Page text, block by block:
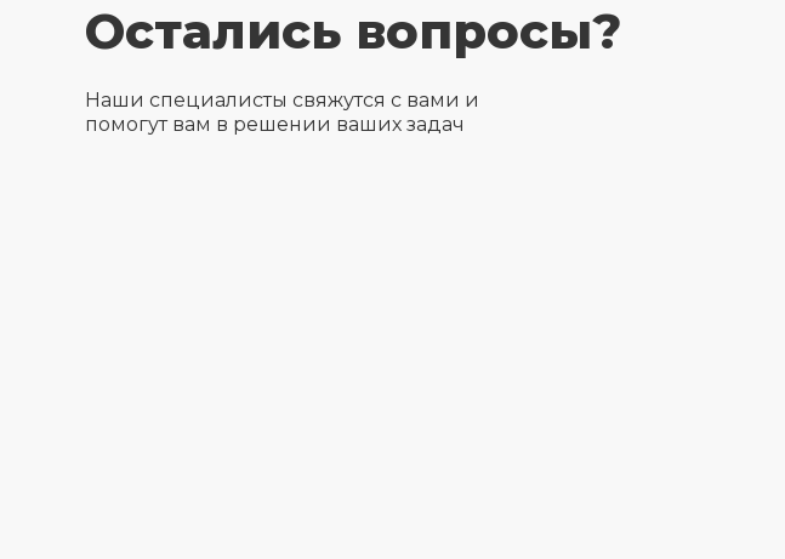
Остались вопросы?
Наши специалисты свяжутся с вами и
помогут вам в решении ваших задач